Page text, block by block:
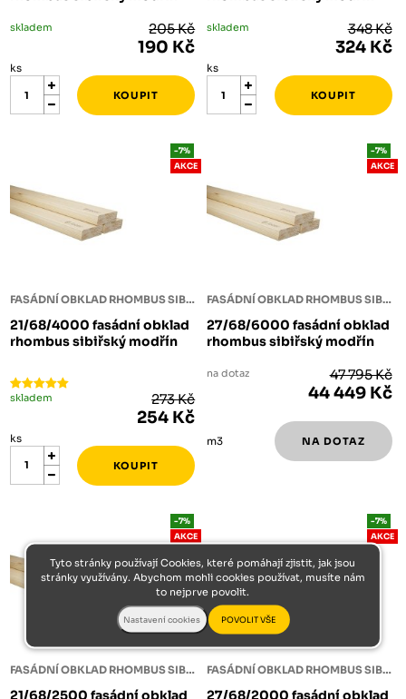
skladem 205 Kč
190 Kč
ks
skladem 348 Kč
324 Kč
ks
FASÁDNÍ OBKLAD RHOMBUS SIBIŘSKÝ MODŘÍN
21/68/4000 fasádní obklad
rhombus sibiřský modřín
-7%
AKCE
skladem 273 Kč
254 Kč
ks
FASÁDNÍ OBKLAD RHOMBUS SIBIŘSKÝ MODŘÍN
27/68/6000 fasádní obklad
rhombus sibiřský modřín
-7%
AKCE
na dotaz 47 795 Kč
44 449 Kč
m3
FASÁDNÍ OBKLAD RHOMBUS SIBIŘSKÝ MODŘÍN
21/68/2500 fasádní obklad
-7%
AKCE
FASÁDNÍ OBKLAD RHOMBUS SIBIŘSKÝ MODŘÍN
27/68/2000 fasádní obklad
-7%
AKCE
Tyto stránky používají Cookies, které pomáhají zjistit, jak jsou
stránky využívány. Abychom mohli cookies používat, musíte nám
to nejprve povolit.